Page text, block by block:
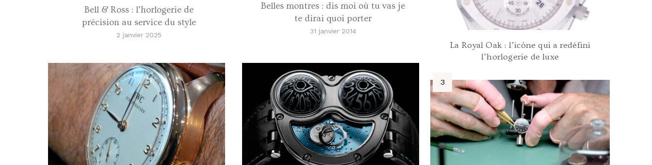
Bell & Ross : l’horlogerie de
précision au service du style
2 janvier 2025
Belles montres : dis moi où tu vas je
te dirai quoi porter
31 janvier 2014
La Royal Oak : l’icône qui a redéfini
l’horlogerie de luxe